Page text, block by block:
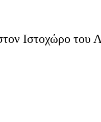
Ιστοχώρο του